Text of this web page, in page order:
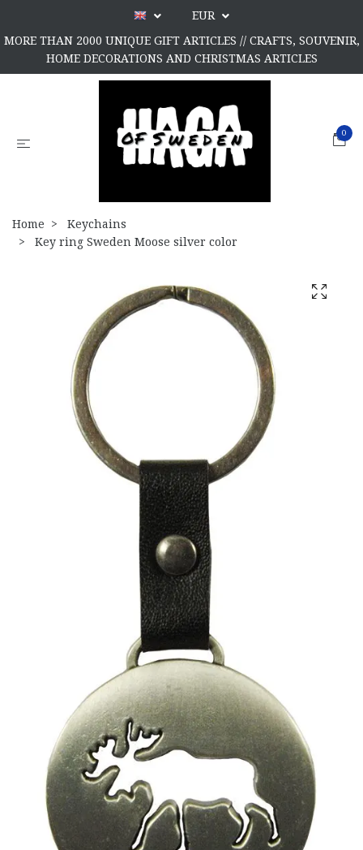
EUR
MORE THAN 2000 UNIQUE GIFT ARTICLES // CRAFTS, SOUVENIR,
HOME DECORATIONS AND CHRISTMAS ARTICLES
0
Home
Keychains
Key ring Sweden Moose silver color